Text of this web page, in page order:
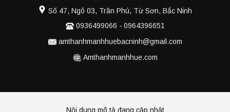
Số 47, Ngõ 03, Trần Phú, Từ Sơn, Bắc Ninh
0936499066 - 0964396651
amthanhmanhhuebacninh@gmail.com
Amthanhmanhhue.com
Nội dung mô tả đang cập nhật